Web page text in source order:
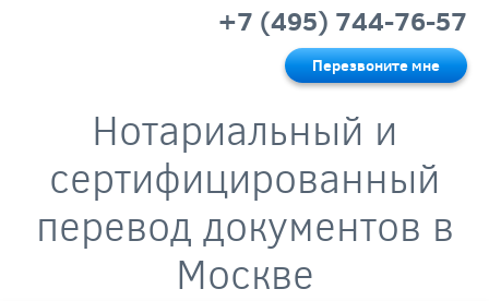
+7 (495) 744-76-57
Перезвоните мне
Нотариальный и
сертифицированный
перевод документов в
Москве